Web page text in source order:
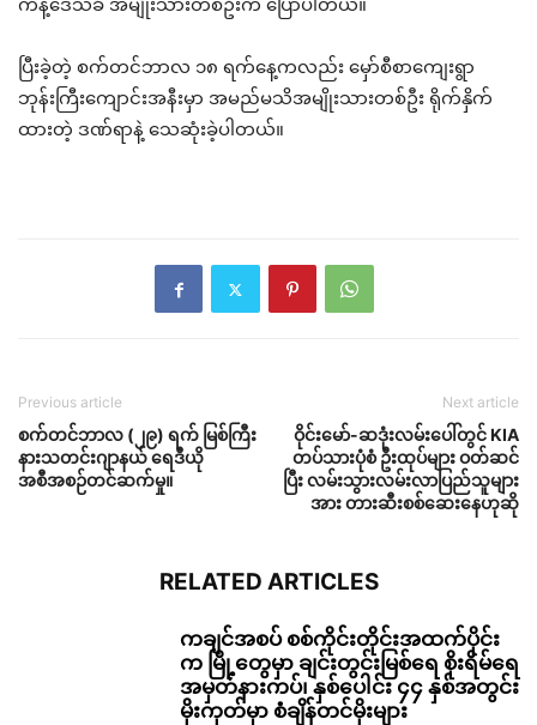
ပြီးခဲ့တဲ့ စက်တင်ဘာလ ၁၈ ရက်နေ့ကလည်း မှော်စီစာကျေးရွာ
ဘုန်းကြီးကျောင်းအနီးမှာ အမည်မသိအမျိုးသားတစ်ဦး ရိုက်နှိက်
ထားတဲ့ ဒဏ်ရာနဲ့ သေဆုံးခဲ့ပါတယ်။
Previous article
စက်တင်ဘာလ (၂၉) ရက် မြစ်ကြီး
နားသတင်းဂျာနယ် ရေဒီယို
အစီအစဉ်တင်ဆက်မှု။
Next article
ဝိုင်းမော်-ဆဒုံးလမ်းပေါ်တွင် KIA
တပ်သားပုံစံ ဦးထုပ်များ ဝတ်ဆင်
ပြီး လမ်းသွားလမ်းလာပြည်သူများ
အား တားဆီးစစ်ဆေးနေဟုဆို
RELATED ARTICLES
ကချင်အစပ် စစ်ကိုင်းတိုင်းအထက်ပိုင်း
က မြို့တွေမှာ ချင်းတွင်းမြစ်ရေ စိုးရိမ်ရေ
အမှတ်နားကပ်၊ နှစ်ပေါင်း ၄၄ နှစ်အတွင်း
မိုးကုတ်မှာ စံချိန်တင်မိုးများ